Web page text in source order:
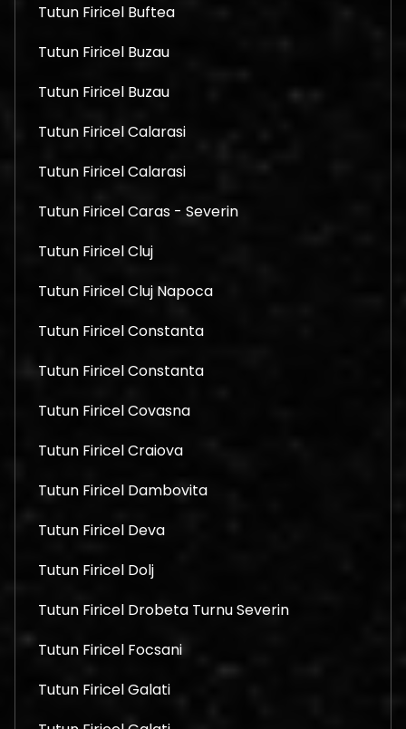
Tutun Firicel Buftea
Tutun Firicel Buzau
Tutun Firicel Buzau
Tutun Firicel Calarasi
Tutun Firicel Calarasi
Tutun Firicel Caras - Severin
Tutun Firicel Cluj
Tutun Firicel Cluj Napoca
Tutun Firicel Constanta
Tutun Firicel Constanta
Tutun Firicel Covasna
Tutun Firicel Craiova
Tutun Firicel Dambovita
Tutun Firicel Deva
Tutun Firicel Dolj
Tutun Firicel Drobeta Turnu Severin
Tutun Firicel Focsani
Tutun Firicel Galati